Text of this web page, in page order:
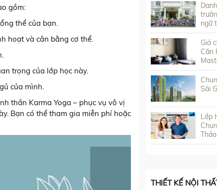
gồm:
thể của bạn.
hoạt và cân bằng cơ thể.
trọng của lớp học này.
của mình.
thần Karma Yoga – phục vụ vô vị
Bạn có thể tham gia miễn phí hoặc
ngữ
Giá
Căn
Sài
Lớp
THIẾT KẾ NỘI